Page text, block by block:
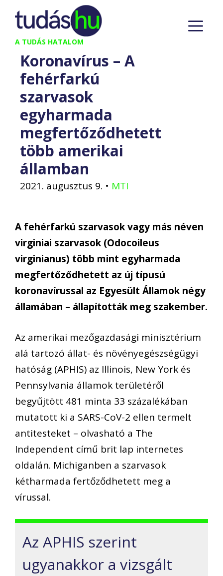
Kilépés
tartalomba
A TUDÁS HATALOM
Koronavírus – A
fehérfarkú
szarvasok
egyharmada
megfertőződhetett
több amerikai
államban
2021. augusztus 9. • MTI
A fehérfarkú szarvasok vagy más néven
virginiai szarvasok (Odocoileus
virginianus) több mint egyharmada
megfertőződhetett az új típusú
koronavírussal az Egyesült Államok négy
államában – állapították meg szakember.
Az amerikai mezőgazdasági minisztérium
alá tartozó állat- és növényegészségügyi
hatóság (APHIS) az Illinois, New York és
Pennsylvania államok területéről
begyűjtött 481 minta 33 százalékában
mutatott ki a SARS-CoV-2 ellen termelt
antitesteket – olvasható a The
Independent című brit lap internetes
oldalán. Michiganben a szarvasok
kétharmada fertőződhetett meg a
vírussal.
Az APHIS szerint
ugyanakkor a vizsgált